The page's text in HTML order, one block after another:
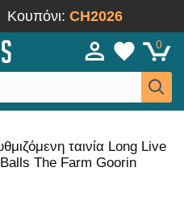
Κουπόνι: CH2026
0
ταινία Long Live
The Farm Goorin